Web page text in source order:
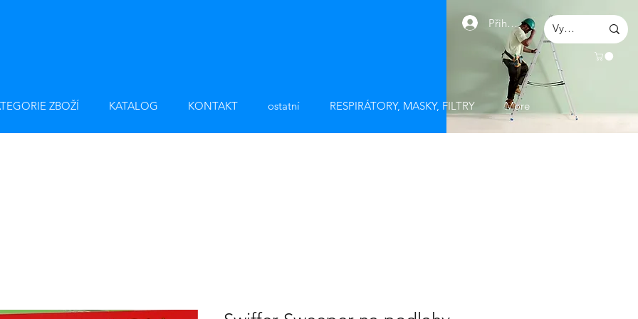
Přihlásit se
ZBOŽÍ KATALOG KONTAKT ostatní RESPIRÁTORY, MASKY, FILTRY More